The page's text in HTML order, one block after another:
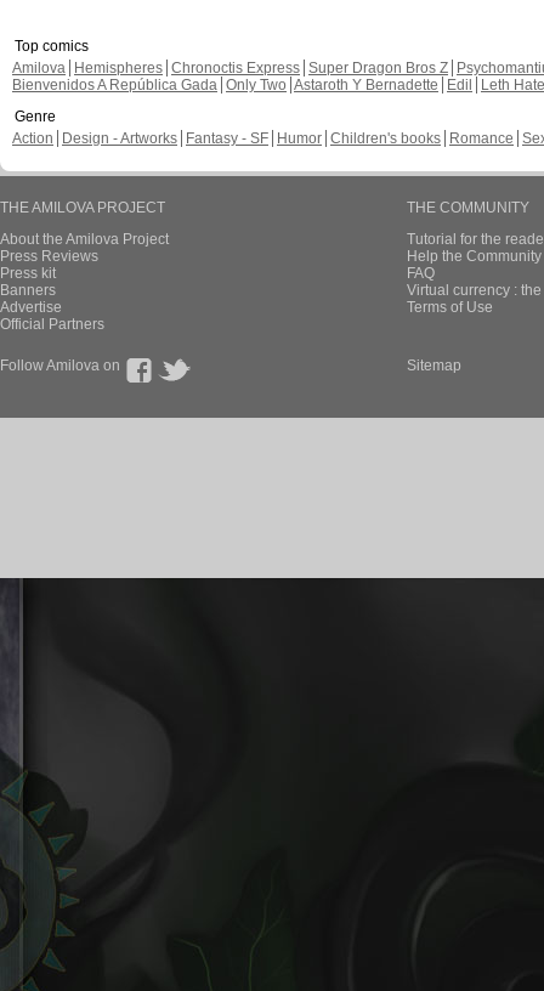
Top comics
Amilova
Hemispheres Chronoctis Express Super Dragon Bros Z
Bienvenidos A República Gada Only Two Astaroth Y Bernadette Edil
Leth Hate
Genre
Action
Design - Artworks Fantasy - SF Humor Children's books Romance
THE AMILOVA PROJECT
About the Amilova Project
Press Reviews
Press kit
Banners
Advertise
Official Partners
THE COMMUNITY
Tutorial for the
Help the
FAQ
Virtual currency :
Terms of Use
Follow Amilova on Sitemap